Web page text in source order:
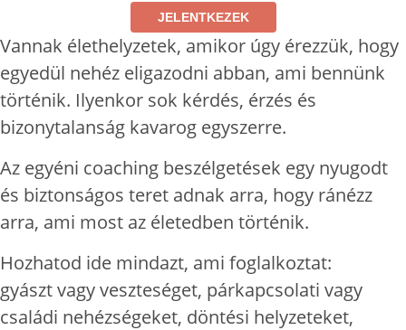
JELENTKEZEK
Vannak élethelyzetek, amikor úgy érezzük, hogy
egyedül nehéz eligazodni abban, ami bennünk
történik. Ilyenkor sok kérdés, érzés és
bizonytalanság kavarog egyszerre.
Az egyéni coaching beszélgetések egy nyugodt
és biztonságos teret adnak arra, hogy ránézz
arra, ami most az életedben történik.
Hozhatod ide mindazt, ami foglalkoztat:
gyászt vagy veszteséget, párkapcsolati vagy
családi nehézségeket, döntési helyzeteket,